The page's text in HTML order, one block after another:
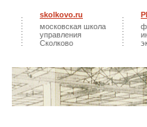
skolkovo.ru
московская школа
управления
Сколково